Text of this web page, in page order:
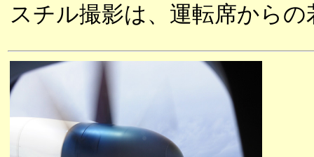
スチル撮影は、運転席から